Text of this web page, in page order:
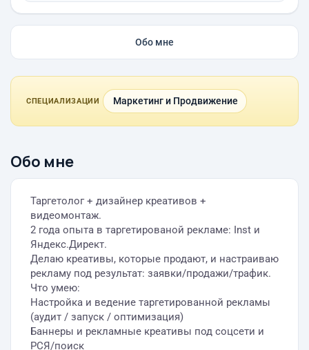
Обо мне
СПЕЦИАЛИЗАЦИИ Маркетинг и Продвижение
Обо мне
Таргетолог + дизайнер креативов +
видеомонтаж.
2 года опыта в таргетированой рекламе: Inst и
Яндекс.Директ.
Делаю креативы, которые продают, и настраиваю
рекламу под результат: заявки/продажи/трафик.
Что умею:
Настройка и ведение таргетированной рекламы
(аудит / запуск / оптимизация)
Баннеры и рекламные креативы под соцсети и
РСЯ/поиск